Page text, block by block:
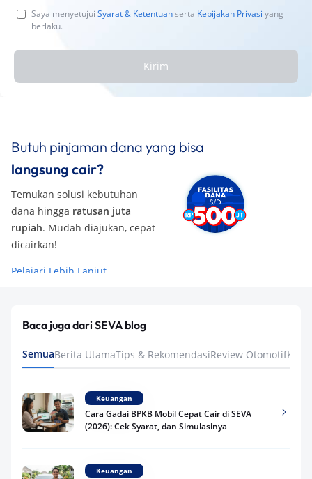
Saya menyetujui Syarat & Ketentuanserta Kebijakan Privasi yang
berlaku.
Kirim
Butuh pinjaman dana yang bisa
langsung cair?
Temukan solusi kebutuhan
dana hingga ratusan juta
rupiah. Mudah diajukan, cepat
dicairkan!
Pelajari Lebih Lanjut
Baca juga dari SEVA blog
SemuaBerita UtamaTips & RekomendasiReview Otomotif
Keuangan
Cara Gadai BPKB Mobil Cepat Cair di SEVA
(2026): Cek Syarat, dan Simulasinya
Keuangan